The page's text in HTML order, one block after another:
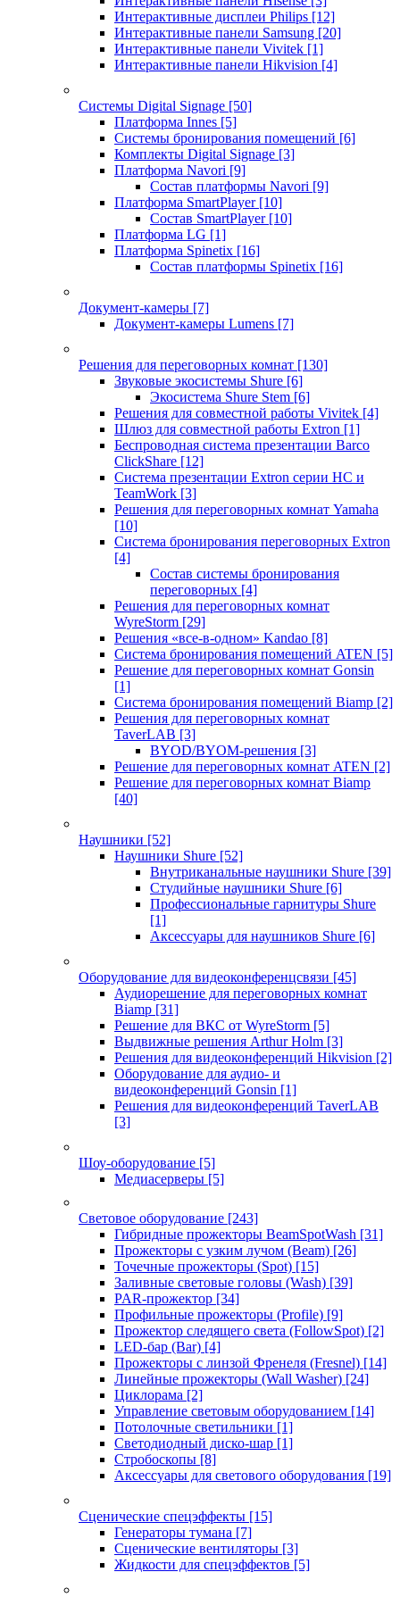
Интерактивные дисплеи Philips [12]
Интерактивные панели Samsung [20]
Интерактивные панели Vivitek [1]
Интерактивные панели Hikvision [4]
Системы Digital Signage [50]
Платформа Innes [5]
Системы бронирования помещений [6]
Комплекты Digital Signage [3]
Платформа Navori [9]
Состав платформы Navori [9]
Платформа SmartPlayer [10]
Состав SmartPlayer [10]
Платформа LG [1]
Платформа Spinetix [16]
Состав платформы Spinetix [16]
Документ-камеры [7]
Документ-камеры Lumens [7]
Решения для переговорных комнат [130]
Звуковые экосистемы Shure [6]
Экосистема Shure Stem [6]
Решения для совместной работы Vivitek [4]
Шлюз для совместной работы Extron [1]
Беспроводная система презентации Barco
ClickShare [12]
Система презентации Extron серии HC и
TeamWork [3]
Решения для переговорных комнат Yamaha
[10]
Система бронирования переговорных Extron
[4]
Состав системы бронирования
переговорных [4]
Решения для переговорных комнат
WyreStorm [29]
Решения «все-в-одном» Kandao [8]
Система бронирования помещений ATEN [5]
Решение для переговорных комнат Gonsin
[1]
Система бронирования помещений Biamp [2]
Решения для переговорных комнат
TaverLAB [3]
BYOD/BYOM-решения [3]
Решение для переговорных комнат ATEN [2]
Решение для переговорных комнат Biamp
[40]
Наушники [52]
Наушники Shure [52]
Внутриканальные наушники Shure [39]
Студийные наушники Shure [6]
Профессиональные гарнитуры Shure
[1]
Аксессуары для наушников Shure [6]
Оборудование для видеоконференцсвязи [45]
Аудиорешение для переговорных комнат
Biamp [31]
Решение для ВКС от WyreStorm [5]
Выдвижные решения Arthur Holm [3]
Решения для видеоконференций Hikvision [2]
Оборудование для аудио- и
видеоконференций Gonsin [1]
Решения для видеоконференций TaverLAB
[3]
Шоу-оборудование [5]
Медиасерверы [5]
Световое оборудование [243]
Гибридные прожекторы BeamSpotWash [31]
Прожекторы с узким лучом (Beam) [26]
Точечные прожекторы (Spot) [15]
Заливные световые головы (Wash) [39]
PAR-прожектор [34]
Профильные прожекторы (Profile) [9]
Прожектор следящего света (FollowSpot) [2]
LED-бар (Bar) [4]
Прожекторы с линзой Френеля (Fresnel) [14]
Линейные прожекторы (Wall Washer) [24]
Циклорама [2]
Управление световым оборудованием [14]
Потолочные светильники [1]
Светодиодный диско-шар [1]
Стробоскопы [8]
Аксессуары для светового оборудования [19]
Сценические спецэффекты [15]
Генераторы тумана [7]
Сценические вентиляторы [3]
Жидкости для спецэффектов [5]